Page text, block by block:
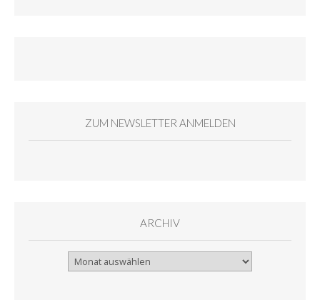
ZUM NEWSLETTER ANMELDEN
ARCHIV
Archiv